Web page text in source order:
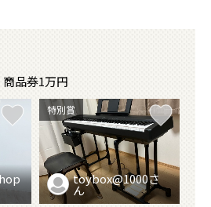
商品券1万円
特別賞
toybox@1000さ
ん